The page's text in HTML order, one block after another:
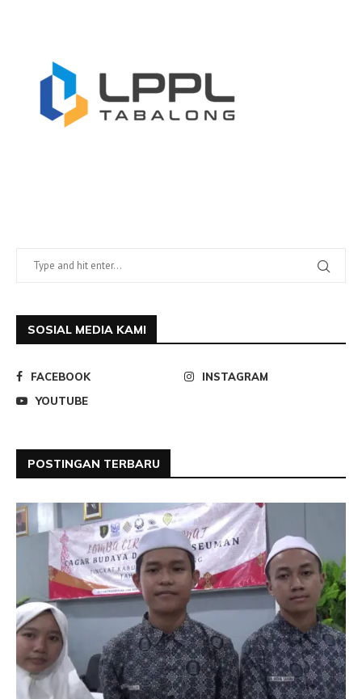
SOSIAL MEDIA KAMI
FACEBOOK
INSTAGRAM
YOUTUBE
POSTINGAN TERBARU